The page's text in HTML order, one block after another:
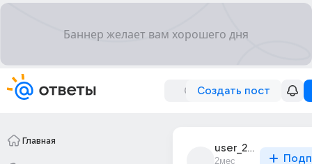
Создать пост
Главная
user_287187427
2мес